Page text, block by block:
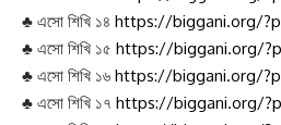
♣ এসো শিখি ১৩https://biggani.org/
♣ এসো শিখি ১৪ https://biggani.org/
♣ এসো শিখি ১৫https://biggani.org/
♣ এসো শিখি ১৬ https://biggani.org/